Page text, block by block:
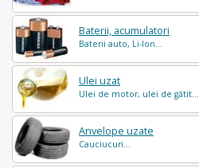
Baterii, acumulatori
Baterii auto, Li-Ion...
Ulei uzat
Ulei de motor, ulei de gătit...
Anvelope uzate
Cauciucuri...